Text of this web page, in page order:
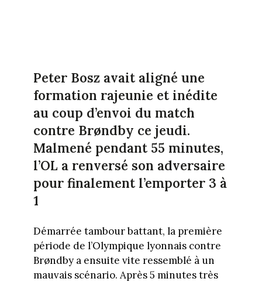
Peter Bosz avait aligné une
formation rajeunie et inédite
au coup d’envoi du match
contre Brøndby ce jeudi.
Malmené pendant 55 minutes,
l’OL a renversé son adversaire
pour finalement l’emporter 3 à
1
Démarrée tambour battant, la première
période de l’Olympique lyonnais contre
Brøndby a ensuite vite ressemblé à un
mauvais scénario. Après 5 minutes très